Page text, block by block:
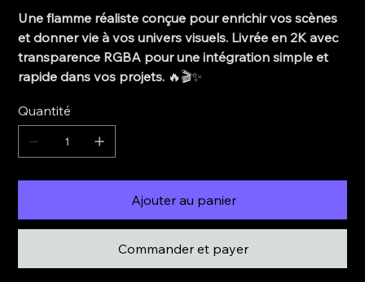
Une flamme réaliste conçue pour enrichir vos scènes
et donner vie à vos univers visuels. Livrée en 2K avec
transparence RGBA pour une intégration simple et
rapide dans vos projets. 🔥🎬✨
Quantité
Ajouter au panier
Commander et payer